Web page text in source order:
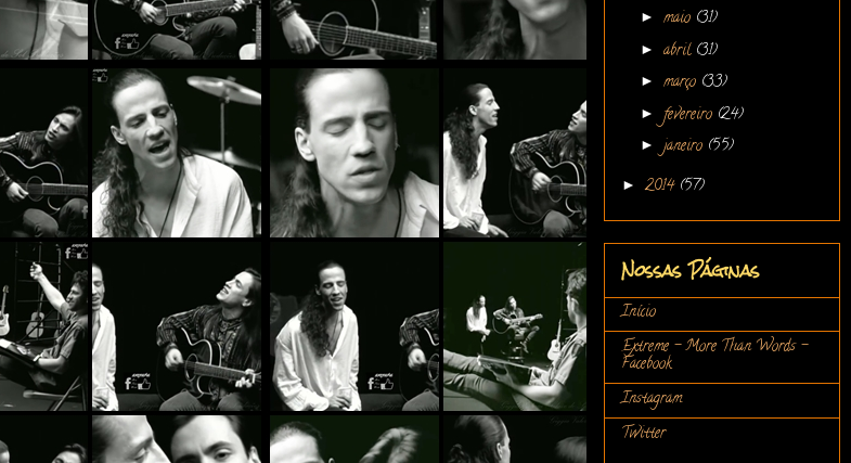
► maio (31)
► abril (31)
► março (33)
► fevereiro (24)
► janeiro (55)
► 2014 (57)
Nossas Páginas
Início
Extreme - More Than Words -
Facebook
Instagram
Twitter